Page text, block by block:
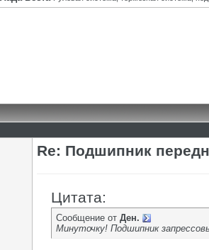
Re: Подшипник
Цитата:
Сообщение от Ден.
Минуточку! Подшипник